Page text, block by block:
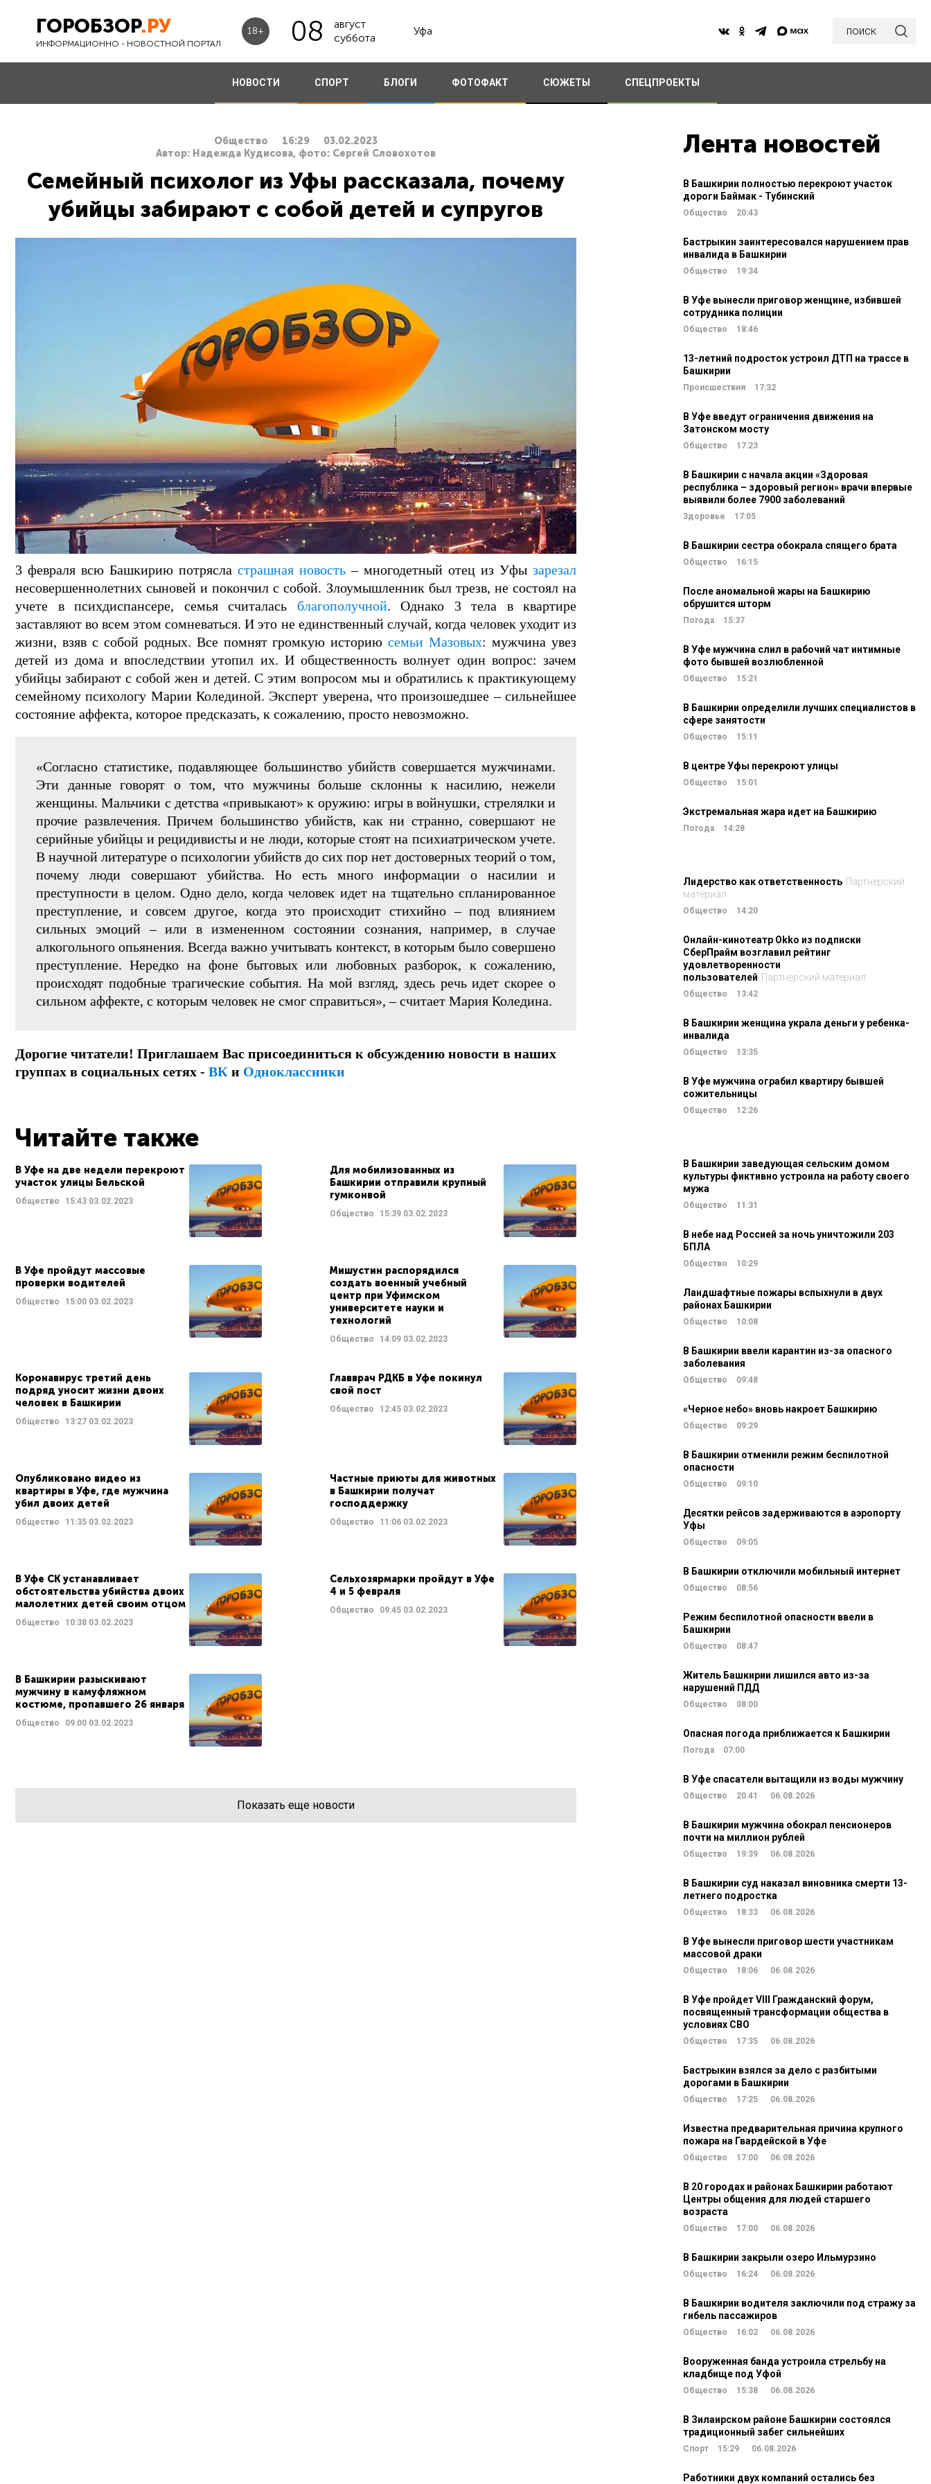
ГОРОБЗОР.РУ
ИНФОРМАЦИОННО - НОВОСТНОЙ ПОРТАЛ
18+ 08
август
суббота
Уфа поиск
НОВОСТИ СПОРТ БЛОГИ ФОТОФАКТ СЮЖЕТЫ СПЕЦПРОЕКТЫ
Общество 16:29
03.02.2023
Автор: Надежда Кудисова, фото: Сергей Словохотов
Семейный психолог из Уфы рассказала, почему
убийцы забирают с собой детей и супругов
3 февраля всю Башкирию потрясла страшная новость – многодетный отец из Уфы зарезал
несовершеннолетних сыновей и покончил с собой. Злоумышленник был трезв, не состоял на
учете в психдиспансере, семья считалась благополучной. Однако 3 тела в квартире
заставляют во всем этом сомневаться. И это не единственный случай, когда человек уходит из
жизни, взяв с собой родных. Все помнят громкую историюсемьи Мазовых: мужчина увез
детей из дома и впоследствии утопил их. И общественность волнует один вопрос: зачем
убийцы забирают с собой жен и детей. С этим вопросом мы и обратились к практикующему
семейному психологу Марии Колединой. Эксперт уверена, что произошедшее – сильнейшее
состояние аффекта, которое предсказать, к сожалению, просто невозможно.
«Согласно статистике, подавляющее большинство убийств совершается мужчинами.
Эти данные говорят о том, что мужчины больше склонны к насилию, нежели
женщины. Мальчики с детства «привыкают» к оружию: игры в войнушки, стрелялки и
прочие развлечения. Причем большинство убийств, как ни странно, совершают не
серийные убийцы и рецидивисты и не люди, которые стоят на психиатрическом учете.
В научной литературе о психологии убийств до сих пор нет достоверных теорий о том,
почему люди совершают убийства. Но есть много информации о насилии и
преступности в целом. Одно дело, когда человек идет на тщательно спланированное
преступление, и совсем другое, когда это происходит стихийно – под влиянием
сильных эмоций – или в измененном состоянии сознания, например, в случае
алкогольного опьянения. Всегда важно учитывать контекст, в которым было совершено
преступление. Нередко на фоне бытовых или любовных разборок, к сожалению,
происходят подобные трагические события. На мой взгляд, здесь речь идет скорее о
сильном аффекте, с которым человек не смог справиться», – считает Мария Коледина.
Дорогие читатели! Приглашаем Вас присоединиться к обсуждению новости в наших
группах в социальных сетях - ВК и Одноклассники
Читайте также
В Уфе на две недели перекроют
участок улицы Бельской
Общество 15:43 03.02.2023
Для мобилизованных из
Башкирии отправили крупный
гумконвой
Общество 15:3903.02.2023
В Уфе пройдут массовые
проверки водителей
Общество 15:00 03.02.2023
Мишустин распорядился
создать военный учебный
центр при Уфимском
университете науки и
технологий
Общество 14:0903.02.2023
Коронавирус третий день
подряд уносит жизни двоих
человек в Башкирии
Общество 13:27 03.02.2023
Главврач РДКБ в Уфе покинул
свой пост
Общество 12:4503.02.2023
Опубликовано видео из
квартиры в Уфе, где мужчина
убил двоих детей
Общество 11:35 03.02.2023
Частные приюты для животных
в Башкирии получат
господдержку
Общество 11:0603.02.2023
В Уфе СК устанавливает
обстоятельства убийства двоих
малолетних детей своим отцом
Общество 10:38 03.02.2023
Сельхозярмарки пройдут в Уфе
4 и 5 февраля
Общество 09:4503.02.2023
В Башкирии разыскивают
мужчину в камуфляжном
костюме, пропавшего 26 января
Общество 09:00 03.02.2023
Показать еще новости
Лента новостей
В Башкирии полностью перекроют участок
дороги Баймак - Тубинский
Общество 20:43
Бастрыкин заинтересовался нарушением прав
инвалида в Башкирии
Общество 19:34
В Уфе вынесли приговор женщине, избившей
сотрудника полиции
Общество 18:46
13-летний подросток устроил ДТП на трассе в
Башкирии
Происшествия 17:32
В Уфе введут ограничения движения на
Затонском мосту
Общество 17:23
В Башкирии с начала акции «Здоровая
республика – здоровый регион» врачи впервые
выявили более 7900 заболеваний
Здоровье 17:05
В Башкирии сестра обокрала спящего брата
Общество 16:15
После аномальной жары на Башкирию
обрушится шторм
Погода 15:37
В Уфе мужчина слил в рабочий чат интимные
фото бывшей возлюбленной
Общество 15:21
В Башкирии определили лучших специалистов в
сфере занятости
Общество 15:11
В центре Уфы перекроют улицы
Общество 15:01
Экстремальная жара идет на Башкирию
Погода 14:28
Лидерство как ответственность Партнерский
материал
Общество 14:20
Онлайн-кинотеатр Okko из подписки
СберПрайм возглавил рейтинг
удовлетворенности
пользователей Партнерский материал
Общество 13:42
В Башкирии женщина украла деньги у ребенка-
инвалида
Общество 13:35
В Уфе мужчина ограбил квартиру бывшей
сожительницы
Общество 12:26
В Башкирии заведующая сельским домом
культуры фиктивно устроила на работу своего
мужа
Общество 11:31
В небе над Россией за ночь уничтожили 203
БПЛА
Общество 10:29
Ландшафтные пожары вспыхнули в двух
районах Башкирии
Общество 10:08
В Башкирии ввели карантин из-за опасного
заболевания
Общество 09:48
«Черное небо» вновь накроет Башкирию
Общество 09:29
В Башкирии отменили режим беспилотной
опасности
Общество 09:10
Десятки рейсов задерживаются в аэропорту
Уфы
Общество 09:05
В Башкирии отключили мобильный интернет
Общество 08:56
Режим беспилотной опасности ввели в
Башкирии
Общество 08:47
Житель Башкирии лишился авто из-за
нарушений ПДД
Общество 08:00
Опасная погода приближается к Башкирии
Погода 07:00
В Уфе спасатели вытащили из воды мужчину
Общество 20:41 06.08.2026
В Башкирии мужчина обокрал пенсионеров
почти на миллион рублей
Общество 19:39 06.08.2026
В Башкирии суд наказал виновника смерти 13-
летнего подростка
Общество 18:33 06.08.2026
В Уфе вынесли приговор шести участникам
массовой драки
Общество 18:06 06.08.2026
В Уфе пройдет VIII Гражданский форум,
посвященный трансформации общества в
условиях СВО
Общество 17:35 06.08.2026
Бастрыкин взялся за дело с разбитыми
дорогами в Башкирии
Общество 17:25 06.08.2026
Известна предварительная причина крупного
пожара на Гвардейской в Уфе
Общество 17:00 06.08.2026
В 20 городах и районах Башкирии работают
Центры общения для людей старшего
возраста
Общество 17:00 06.08.2026
В Башкирии закрыли озеро Ильмурзино
Общество 16:24 06.08.2026
В Башкирии водителя заключили под стражу за
гибель пассажиров
Общество 16:02 06.08.2026
Вооруженная банда устроила стрельбу на
кладбище под Уфой
Общество 15:38 06.08.2026
В Зилаирском районе Башкирии состоялся
традиционный забег сильнейших
Спорт 15:29 06.08.2026
Работники двух компаний остались без